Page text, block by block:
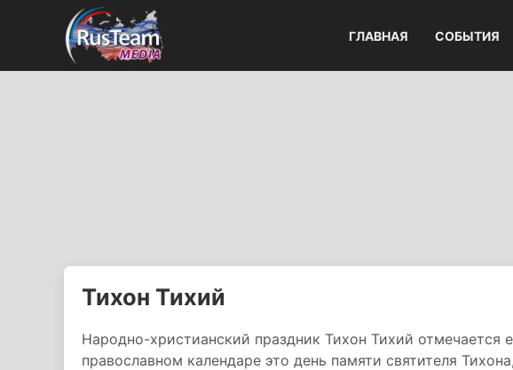
ГЛАВНАЯ СОБЫТИЯ
Тихон Тихий
Народно-христианский праздник Тихон Тихий отмечается
православном календаре это день памяти святителя